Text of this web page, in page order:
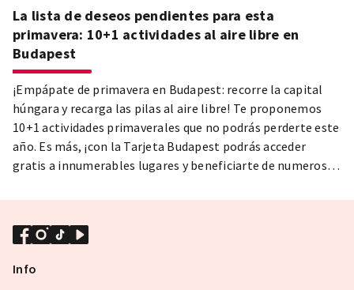
La lista de deseos pendientes para esta
primavera: 10+1 actividades al aire libre en
Budapest
¡Empápate de primavera en Budapest: recorre la capital
húngara y recarga las pilas al aire libre! Te proponemos
10+1 actividades primaverales que no podrás perderte este
año. Es más, ¡con la Tarjeta Budapest podrás acceder
gratis a innumerables lugares y beneficiarte de numerosos
Info